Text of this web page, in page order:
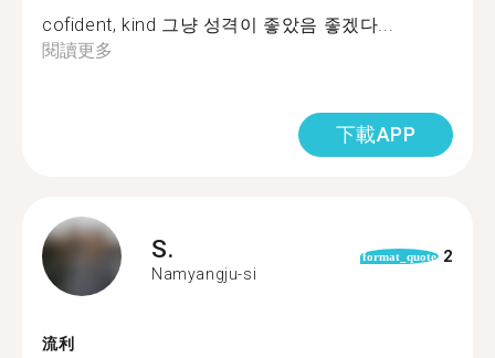
cofident, kind 그냥 성격이 좋았음 좋겠다...
閱讀更多
下載APP
S.
Namyangju-si
format_quote 2
流利